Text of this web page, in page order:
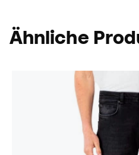
Ähnliche